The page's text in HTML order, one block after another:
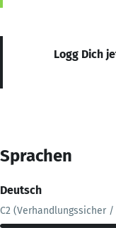
Logg Dich
Sprachen
Deutsch
C2 (Verhandlungssicher